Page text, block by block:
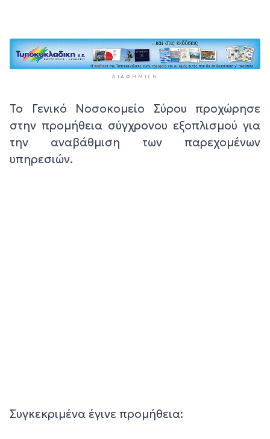
ΔΙΑΦΉΜΙΣΗ
Το Γενικό Νοσοκομείο Σύρου προχώρησε
στην προμήθεια σύγχρονου εξοπλισμού για
την αναβάθμιση των παρεχομένων
υπηρεσιών.
Συγκεκριμένα έγινε προμήθεια: